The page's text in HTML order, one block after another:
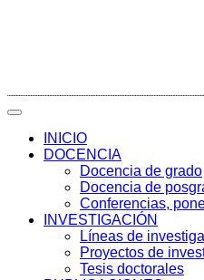
INICIO
DOCENCIA
Docencia de grado
Docencia de
Conferencias,
INVESTIGACIÓN
Líneas de
Proyectos de
Tesis doctorales